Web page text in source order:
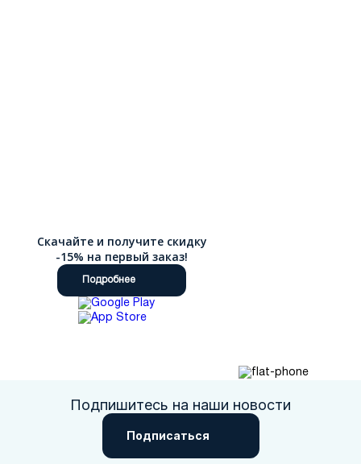
Скачайте и получите скидку
-15% на первый заказ!
Подробнее
Подпишитесь на наши новости
Подписаться